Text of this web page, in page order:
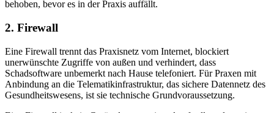
behoben, bevor es in der Praxis auffällt.
2. Firewall
Eine Firewall trennt das Praxisnetz vom Internet, blockiert
unerwünschte Zugriffe von außen und verhindert, dass
Schadsoftware unbemerkt nach Hause telefoniert. Für Praxen mit
Anbindung an die Telematikinfrastruktur, das sichere Datennetz des
Gesundheitswesens, ist sie technische Grundvoraussetzung.